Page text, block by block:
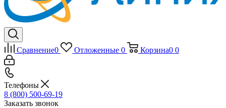
Сравнение0 Отложенные 0 Корзина0 0
Телефоны
8 (800) 500-69-19
Заказать звонок